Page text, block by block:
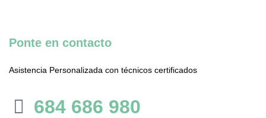
Ponte en contacto
Asistencia Personalizada con técnicos certificados
684 686 980